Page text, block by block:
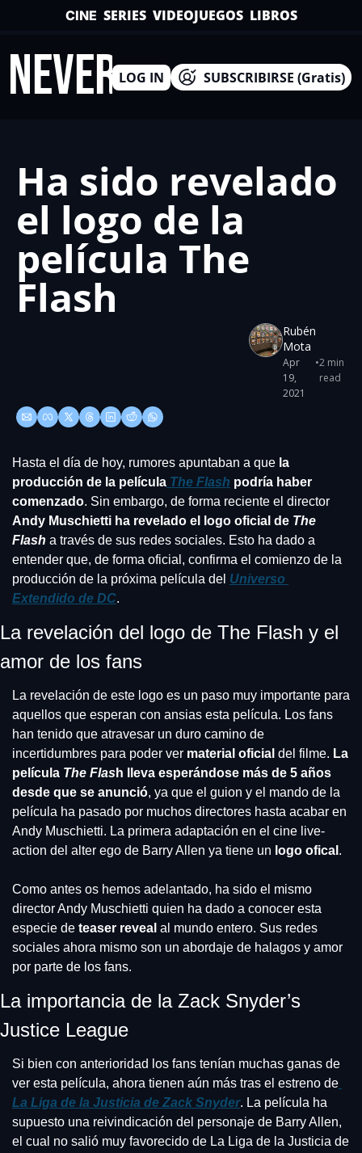
CINE SERIES VIDEOJUEGOS LIBROS
LOG IN SUBSCRIBIRSE (Gratis)
Ha sido revelado
el logo de la
película The
Flash
Rubén
Mota
Apr
19,
2021
•2 min
read
Hasta el día de hoy, rumores apuntaban a que la
producción de la película The Flash podría haber
comenzado
Andy Muschietti ha revelado el logo oficial de The
Flash a través de sus redes sociales. Esto ha dado a
entender que, de forma oficial, confirma el comienzo de la
producción de la próxima película del Universo
Extendido de DC.
La revelación del logo de The Flash y el
amor de los fans
La revelación de este logo es un paso muy importante para
aquellos que esperan con ansias esta película. Los fans
han tenido que atravesar un duro camino de
incertidumbres para poder ver material oficial del filme. La
película The Flash lleva esperándose más de 5 años
desde que se anunció, ya que el guion y el mando de la
película ha pasado por muchos directores hasta acabar en
Andy Muschietti. La primera adaptación en el cine live-
action del alter ego de Barry Allen ya tiene un logo ofical .
Como antes os hemos adelantado, ha sido el mismo
director Andy Muschietti quien ha dado a conocer esta
especie de teaser reveal al mundo entero. Sus redes
sociales ahora mismo son un abordaje de halagos y amor
por parte de los fans.
La importancia de la Zack Snyder’s
Justice League
Si bien con anterioridad los fans tenían muchas ganas de
ver esta película, ahora tienen aún más tras el estreno de
La Liga de la Justicia de Zack Snyder. La película ha
supuesto una reivindicación del personaje de Barry Allen,
el cual no salió muy favorecido de La Liga de la Justicia de